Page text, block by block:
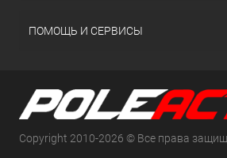
ПОМОЩЬ И СЕРВИСЫ
Copyright 2010-2026 © Все права